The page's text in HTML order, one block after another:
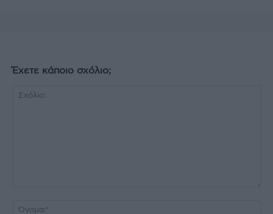
Έχετε κάποιο σχόλιο;